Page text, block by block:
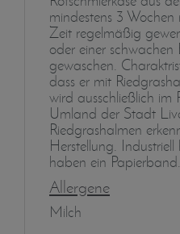
mindestens 3
Zeit regelmäßig
oder einer
gewaschen.
dass er mit
wird ausschließlich im
Umland der Stadt
Riedgrashalmen
Herstellung.
haben ein Papierband.
Allergene
Milch